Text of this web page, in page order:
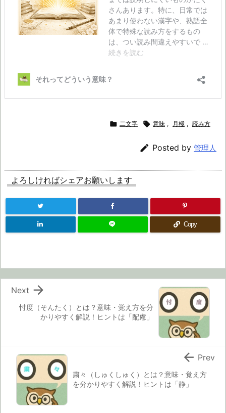
 二文字  意味 , 月極 , 読み方
 Posted by 管理人
よろしければシェアお願いします
Copy
忖度（そんたく）とは？意味・覚え方を分
かりやすく解説！ヒントは「配慮」

Next
粛々（しゅくしゅく）とは？意味・覚え方
を分かりやすく解説！ヒントは「静」
 Prev